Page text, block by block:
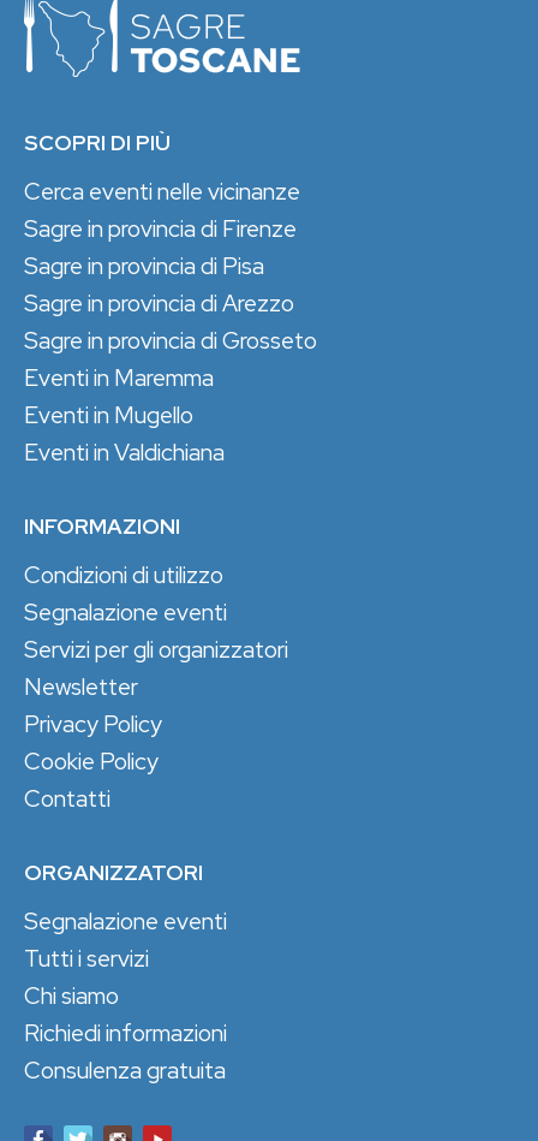
SCOPRI DI PIÙ
Cerca eventi nelle vicinanze
Sagre in provincia di Firenze
Sagre in provincia di Pisa
Sagre in provincia di Arezzo
Sagre in provincia di Grosseto
Eventi in Maremma
Eventi in Mugello
Eventi in Valdichiana
INFORMAZIONI
Condizioni di utilizzo
Segnalazione eventi
Servizi per gli organizzatori
Newsletter
Privacy Policy
Cookie Policy
Contatti
ORGANIZZATORI
Segnalazione eventi
Tutti i servizi
Chi siamo
Richiedi informazioni
Consulenza gratuita